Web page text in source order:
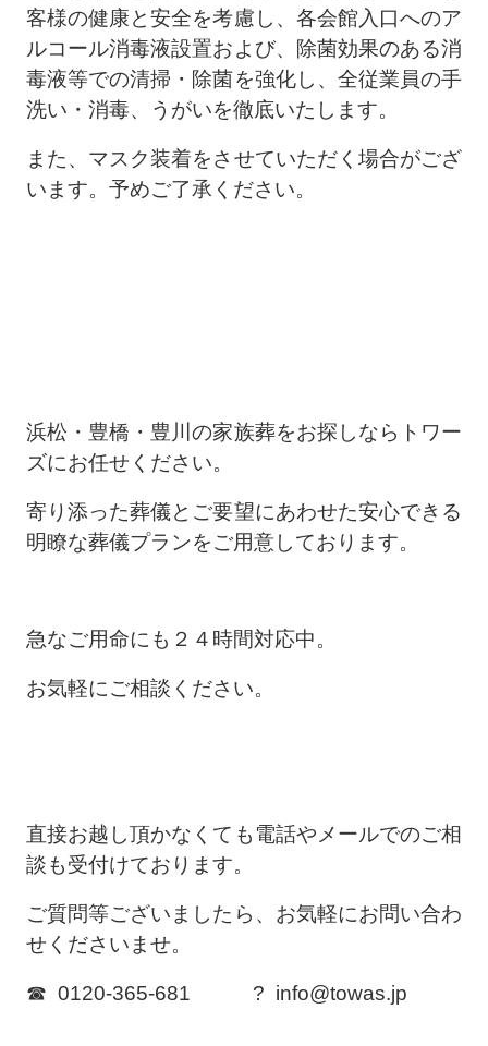
客様の健康と安全を考慮し、各会館入口へのア
ルコール消毒液設置および、除菌効果のある消
毒液等での清掃・除菌を強化し、全従業員の手
洗い・消毒、うがいを徹底いたします。
また、マスク装着をさせていただく場合がござ
います。予めご了承ください。
浜松・豊橋・豊川の家族葬をお探しならトワー
ズにお任せください。
寄り添った葬儀とご要望にあわせた安心できる
明瞭な葬儀プランをご用意しております。
急なご用命にも２４時間対応中。
お気軽にご相談ください。
直接お越し頂かなくても電話やメールでのご相
談も受付けております。
ご質問等ございましたら、お気軽にお問い合わ
せくださいませ。
☎ 0120-365-681 ? info@towas.jp